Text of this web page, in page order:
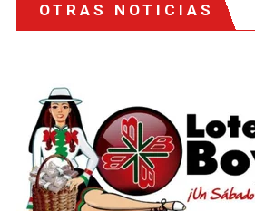
OTRAS NOTICIAS